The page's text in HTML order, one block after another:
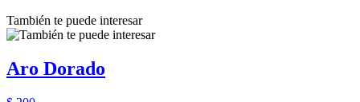
También te puede interesar
Aro Dorado